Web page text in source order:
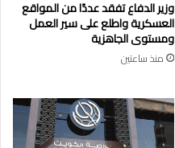
وزير الدفاع تفقد عددًا من المواقع
العسكرية واطلع على سير العمل
ومستوى الجاهزية
منذ ساعتين